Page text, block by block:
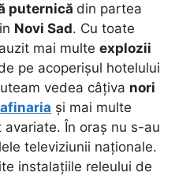
puternică din partea
Novi Sad. Cu toate
mai multe explozii
pe acoperișul hotelului
vedea câțiva nori
și mai multe
În oraș nu s-au
televiziunii naționale.
instalațiile releului de